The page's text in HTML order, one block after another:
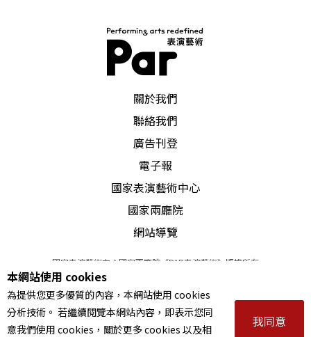
關於我們
聯絡我們
廣告刊登
電子報
國家表演藝術中心
國家兩廳院
網站導覽
國家表演藝術中心國家兩廳院《PAR表演藝術》版權所有
© 2022Performing arts redefined. All Rights Reserved
統一編號 Tax Id number 00973926
本站所提供相關演出資訊，如有異動應以主辦單位公告為準。
服務條款｜隱私權聲明｜著作權聲明
本網站使用 cookies
為提供您更多優質的內容，本網站使用 cookies
分析技術。 若繼續閱覽本網站內容，即表示您同
意我們使用 cookies，關於更多 cookies 以及相
我同意